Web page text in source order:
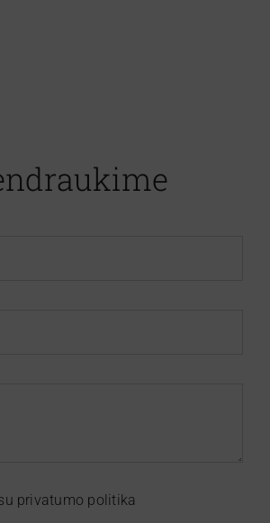
privatumo politika